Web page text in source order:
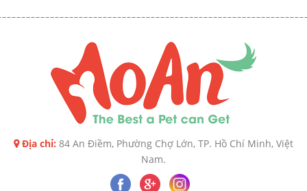
Địa chỉ: 84 An Điềm, Phường Chợ Lớn, TP. Hồ Chí Minh, Việt
Nam.